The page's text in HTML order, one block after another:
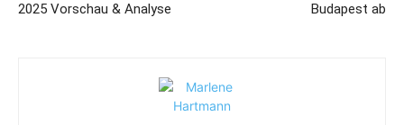
2025 Vorschau & Analyse
Budapest ab